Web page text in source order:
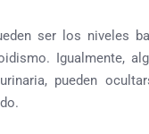
ser los niveles
Igualmente,
pueden